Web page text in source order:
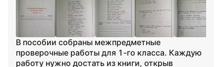
В пособии собраны межпредметные
проверочные работы для 1-го класса. Каждую
работу нужно достать из книги, открыв